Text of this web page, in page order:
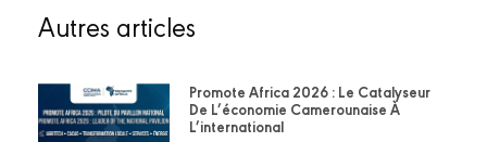
Autres articles
Promote Africa 2026 : Le Catalyseur
De L’économie Camerounaise À
L’international